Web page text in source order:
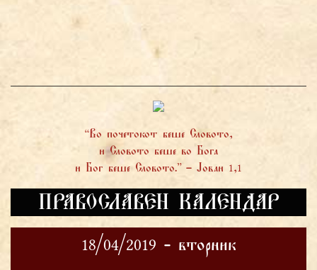
“Во почетокот беше Словото,
и Словото беше во Бога
и Бог беше Словото.” – Јован 1,1
ПРАВОСЛАВЕН КАЛЕНДАР
18/04/2019 - вторник